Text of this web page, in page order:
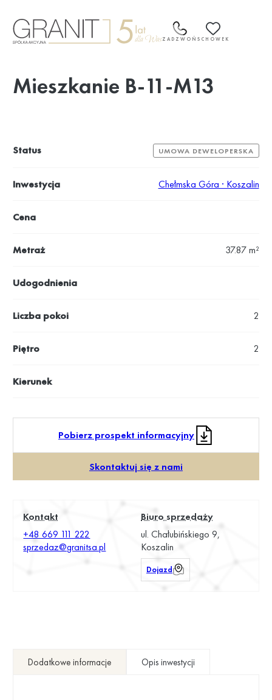
do
treści
ZADZWOŃ SCHOWEK
Dodatkowe informacje Opis inwestycji
Mieszkanie B-11-M13
Status UMOWA DEWELOPERSKA
Inwestycja Chełmska Góra · Koszalin
Cena
Metraż 37.87 m²
Udogodnienia
Liczba pokoi 2
Piętro 2
Kierunek
Pobierz prospekt informacyjny
Skontaktuj się z nami
Kontakt
+48 669 111 222
sprzedaz@granitsa.pl
Biuro sprzedaży
ul. Chałubińskiego 9,
Koszalin
Dojazd